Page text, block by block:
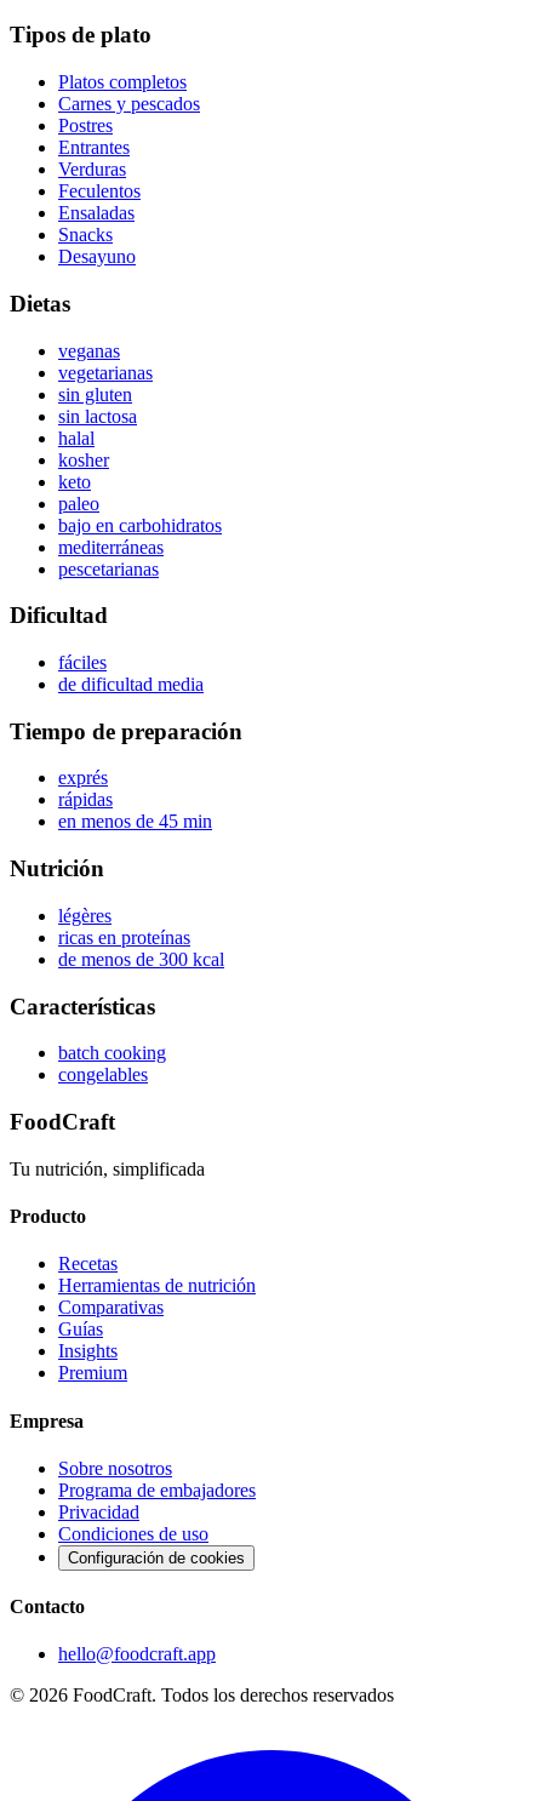
Tipos de plato
Platos completos
Carnes y pescados
Postres
Entrantes
Verduras
Feculentos
Ensaladas
Snacks
Desayuno
Dietas
veganas
vegetarianas
sin gluten
sin lactosa
halal
kosher
keto
paleo
bajo en carbohidratos
mediterráneas
pescetarianas
Dificultad
fáciles
de dificultad media
Tiempo de preparación
exprés
rápidas
en menos de 45 min
Nutrición
légères
ricas en proteínas
de menos de 300 kcal
Características
batch cooking
congelables
FoodCraft
Tu nutrición, simplificada
Producto
Recetas
Herramientas de nutrición
Comparativas
Guías
Insights
Premium
Empresa
Sobre nosotros
Programa de embajadores
Privacidad
Condiciones de uso
Configuración de cookies
Contacto
hello@foodcraft.app
© 2026 FoodCraft. Todos los derechos reservados